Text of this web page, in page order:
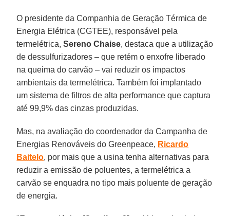
O presidente da Companhia de Geração Térmica de
Energia Elétrica (CGTEE), responsável pela
termelétrica,Sereno Chaise, destaca que a utilização
de dessulfurizadores – que retém o enxofre liberado
na queima do carvão – vai reduzir os impactos
ambientais da termelétrica. Também foi implantado
um sistema de filtros de alta performance que captura
até 99,9% das cinzas produzidas.
Mas, na avaliação do coordenador da Campanha de
Energias Renováveis do Greenpeace, Ricardo
Baitelo, por mais que a usina tenha alternativas para
reduzir a emissão de poluentes, a termelétrica a
carvão se enquadra no tipo mais poluente de geração
de energia.